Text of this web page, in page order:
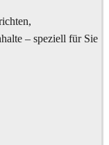
– speziell für Sie